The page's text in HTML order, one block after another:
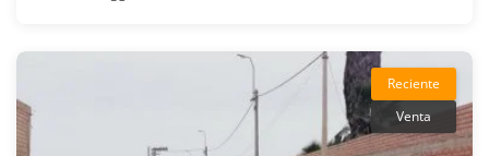
Reciente
Venta